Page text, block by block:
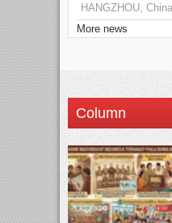
HANGZHOU,
More news
Column